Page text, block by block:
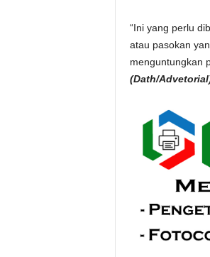
“Ini yang perlu
atau pasokan
menguntungkan
(Dath/